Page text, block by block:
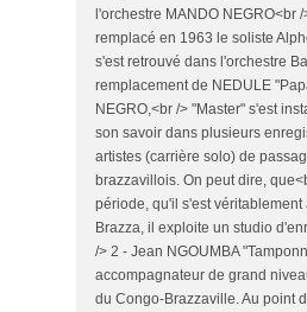
l'orchestre MANDO NEGRO<br
remplacé en 1963 le soliste
s'est retrouvé dans l'orchestre
remplacement de NEDULE
NEGRO,<br /> "Master" s'est
son savoir dans plusieurs
artistes (carrière solo) de
brazzavillois. On peut dire,
période, qu'il s'est véritablement
Brazza, il exploite un studio
/> 2 - Jean NGOUMBA
accompagnateur de grand
du Congo-Brazzaville. Au point